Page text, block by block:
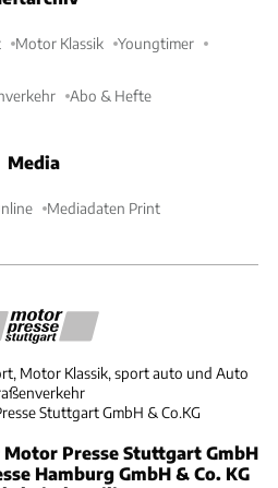
Motor Klassik Youngtimer
Abo & Hefte
Media
Mediadaten Print
Motor Klassik, sport auto und Auto
Stuttgart GmbH & Co.KG
Presse Stuttgart GmbH
Hamburg GmbH & Co. KG